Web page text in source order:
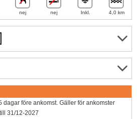
nej nej Inkl. 4,0 km
dagar före ankomst. Gäller för ankomster
31/12-2027